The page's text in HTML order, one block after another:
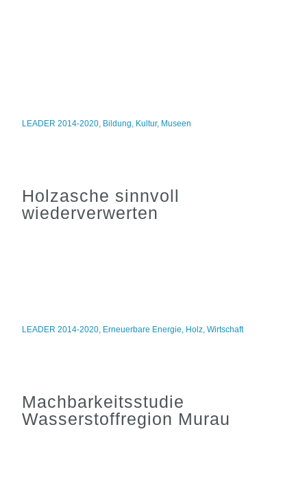
LEADER 2014-2020, Bildung, Kultur, Museen
Holzasche sinnvoll
wiederverwerten
LEADER 2014-2020, Erneuerbare Energie, Holz,Wirtschaft
Machbarkeitsstudie
Wasserstoffregion Murau